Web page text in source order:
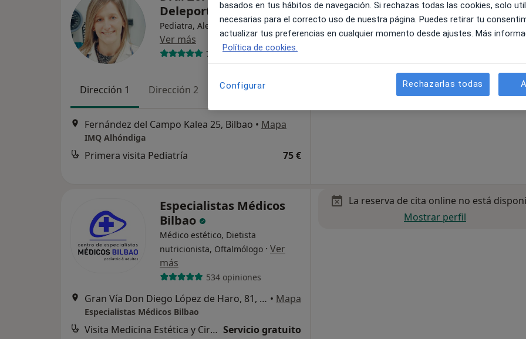
Deleporte
Pediatra, Alergólogo pediátrico ·
Ver más
7 opiniones
Dirección 1 Dirección 2 Online
Fernández del Campo Kalea 25, Bilbao • Mapa
IMQ Alhóndiga
Primera visita Pediatría 75 €
Pedir una cita
Especialistas Médicos
Bilbao
Médico estético, Dietista
nutricionista, Oftalmólogo · Ver
más
534 opiniones
Gran Vía Don Diego López de Haro, 81, Planta 3, Bilbao • Mapa
Especialistas Médicos Bilbao
Visita Medicina Estética y Cirugía Cosmética Servicio gratuito
La reserva de cita online no está
Mostrar perfil
basados en tus hábitos de navegación. Si rechazas todas las cookies, solo
necesarias para el correcto uso de nuestra página. Puedes retirar tu
actualizar tus preferencias en cualquier momento desde ajustes. Más
Política de cookies.
Configurar Rechazarlas todas